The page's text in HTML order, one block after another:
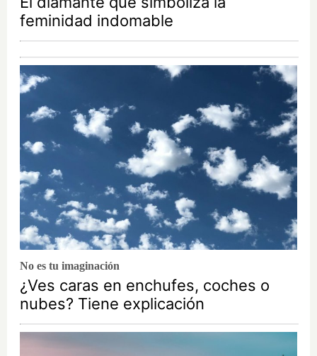
feminidad indomable
No es tu imaginación
¿Ves caras en enchufes, coches o
nubes? Tiene explicación